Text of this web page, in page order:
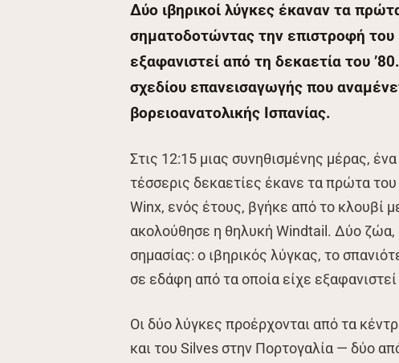
Δύο ιβηρικοί λύγκες έκαναν τα
σηματοδοτώντας την επιστροφή του
εξαφανιστεί από τη δεκαετία του
σχεδίου επανεισαγωγής που
βορειοανατολικής Ισπανίας.
Στις 12:15 μιας συνηθισμένης μέρας,
τέσσερις δεκαετίες έκανε τα πρώτα
Winx, ενός έτους, βγήκε από το κλουβί
ακολούθησε η θηλυκή Windtail. Δύο
σημασίας: ο ιβηρικός λύγκας, το
σε εδάφη από τα οποία είχε
Οι δύο λύγκες προέρχονται από τα
και του Silves στην Πορτογαλία — δύο